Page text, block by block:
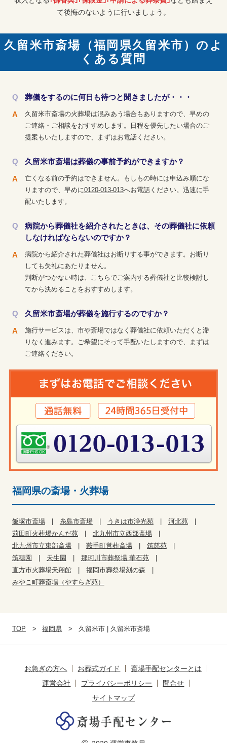
て後悔のないように行いましょう。
久留米市斎場（福岡県久留米市）のよ
くある質問
葬儀をするのに何日も待つと聞きましたが・・・
久留米市斎場の火葬場は混みあう場合もありますので、早めの
ご連絡・ご相談をおすすめします。日程を優先したい場合のご
提案もいたしますので、まずはお電話ください。
久留米市斎場は葬儀の事前予約ができますか？
亡くなる前の予約はできません。もしもの時には申込み順にな
りますので、早めに0120-013-013へお電話ください。迅速に手
配いたします。
病院から葬儀社を紹介されたときは、その葬儀社に依頼
しなければならないのですか？
病院から紹介された葬儀社はお断りする事ができます。お断り
しても失礼にあたりません。
判断がつかない時は、こちらでご案内する葬儀社と比較検討し
てから決めることをおすすめします。
久留米市斎場が葬儀を施行するのですか？
施行サービスは、市や斎場ではなく葬儀社に依頼いただくと滞
りなく進みます。ご希望にそって手配いたしますので、まずは
ご連絡ください。
福岡県の斎場・火葬場
飯塚市斎場 糸島市斎場 うきは市浄光苑
河北苑
苅田町火葬場かんだ苑
北九州市立西部斎場
北九州市立東部斎場
鞍手町営葬斎場
筑慈苑
筑穂園
天生園
那珂川市葬祭場 華石苑
直方市火葬場天翔館
福岡市葬祭場刻の森
みやこ町葬斎場（やすらぎ苑）
TOP 福岡県 久留米市 | 久留米市斎場
お急ぎの方へ お葬式ガイド
斎場手配センターとは
運営会社
プライバシーポリシー
問合せ
サイトマップ